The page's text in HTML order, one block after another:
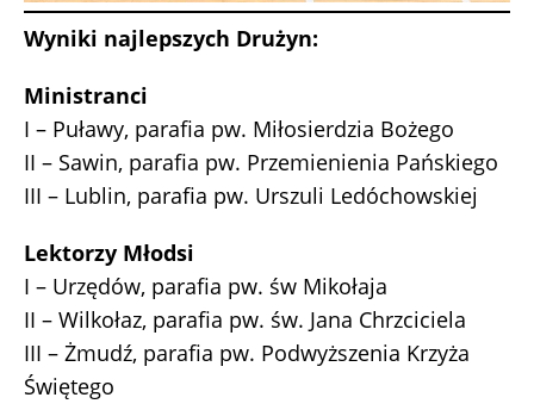
Wyniki najlepszych Drużyn:
Ministranci
I – Puławy, parafia pw. Miłosierdzia Bożego
II – Sawin, parafia pw. Przemienienia Pańskiego
III – Lublin, parafia pw. Urszuli Ledóchowskiej
Lektorzy Młodsi
I – Urzędów, parafia pw. św Mikołaja
II – Wilkołaz, parafia pw. św. Jana Chrzciciela
III – Żmudź, parafia pw. Podwyższenia Krzyża
Świętego